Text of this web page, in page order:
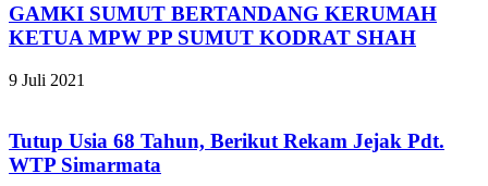
GAMKI SUMUT BERTANDANG KERUMAH
KETUA MPW PP SUMUT KODRAT SHAH
9 Juli 2021
Tutup Usia 68 Tahun, Berikut Rekam Jejak Pdt.
WTP Simarmata